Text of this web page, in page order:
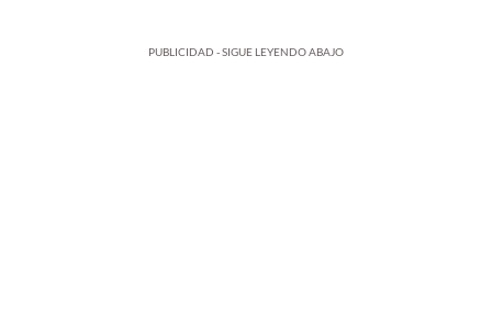
PUBLICIDAD - SIGUE LEYENDO ABAJO